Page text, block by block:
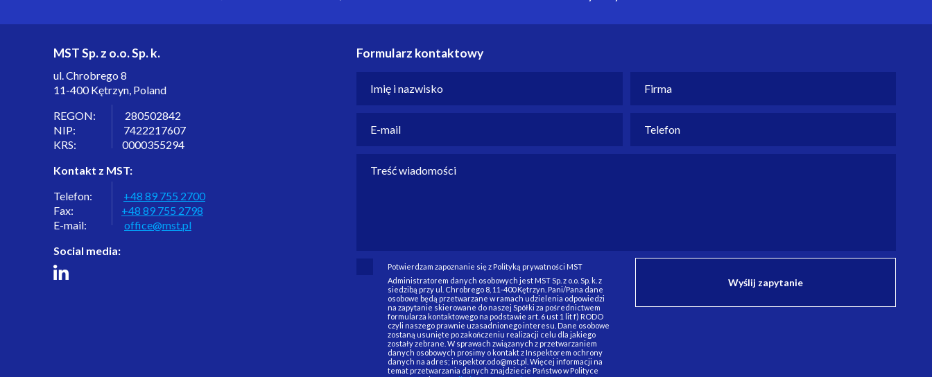
MST Sp. z o.o. Sp. k.
ul. Chrobrego 8
11-400 Kętrzyn, Poland
REGON: 280502842
NIP: 7422217607
KRS: 0000355294
Kontakt z MST:
Telefon: +48 89 755 2700
Fax: +48 89 755 2798
E-mail: office@mst.pl
Social media:
Formularz kontaktowy
Potwierdzam zapoznanie się z Polityką prywatności MST
Administratorem danych osobowych jest MST Sp. z o.o. Sp. k. z
siedzibą przy ul. Chrobrego 8, 11-400 Kętrzyn. Pani/Pana dane
osobowe będą przetwarzane w ramach udzielenia odpowiedzi
na zapytanie skierowane do naszej Spółki za pośrednictwem
formularza kontaktowego na podstawie art. 6 ust 1 lit f) RODO
czyli naszego prawnie uzasadnionego interesu. Dane osobowe
zostaną usunięte po zakończeniu realizacji celu dla jakiego
zostały zebrane. W sprawach związanych z przetwarzaniem
danych osobowych prosimy o kontakt z Inspektorem ochrony
danych na adres; inspektor.odo@mst.pl. Więcej informacji na
temat przetwarzania danych znajdziecie Państwo w Polityce